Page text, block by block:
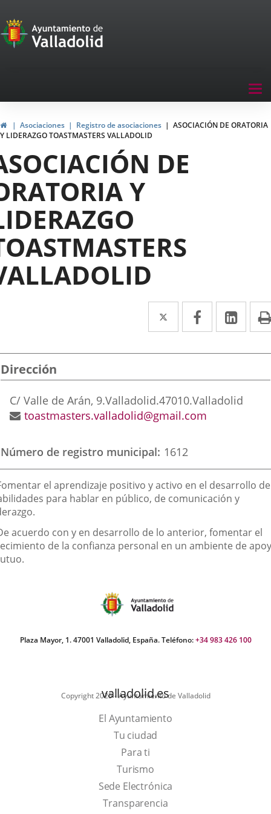
Portal
de
navegación
InicioAsociaciones Registro de asociaciones
ASOCIACIÓN DE ORATORIA
Y LIDERAZGO TOASTMASTERS VALLADOLID
DE
Y
Twitter
Enlace
a
una
externa.
Facebook
Enlace
a
una
externa.
a
una
Dirección
Dirección
postal
C/ Valle de Arán, 9.Valladolid.47010.Valladolid
Dirección
correo
electrónico
toastmasters.valladolid@gmail.com
Número de registro municipal 1612
el aprendizaje positivo y activo en el desarrollo de
para hablar en público, de comunicación y
acuerdo con y en desarrollo de lo anterior, fomentar el
de la confianza personal en un ambiente de
Plaza Mayor, 1. 47001 Valladolid, España. Teléfono:+34 983 426 100
Copyright 2025 - Ayuntamiento de Valladolid
valladolid.es
El Ayuntamiento
Tu ciudad
Para ti
TurismoEste
enlace
se
Sede Electrónica
Transparencia